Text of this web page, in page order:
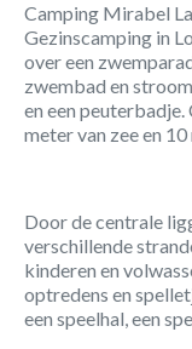
Camping Mirabel
Gezinscamping in
over een
zwembad en
en een
meter van zee en
Door de centrale
verschillende
kinderen en
optredens en
een speelhal, een